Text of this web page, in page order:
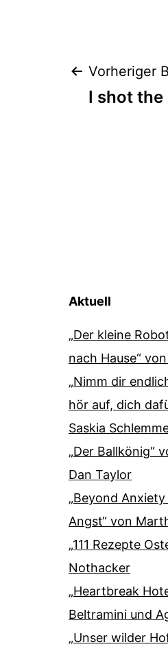
Vorheriger
I shot
Aktuell
„Der kleine
nach Hause“
„Nimm dir
hör auf, dich
Saskia
„Der Ballkönig“
Dan Taylor
„Beyond
Angst“ von
„111 Rezepte
Nothacker
„Heartbreak
Beltramini und
„Unser wilder